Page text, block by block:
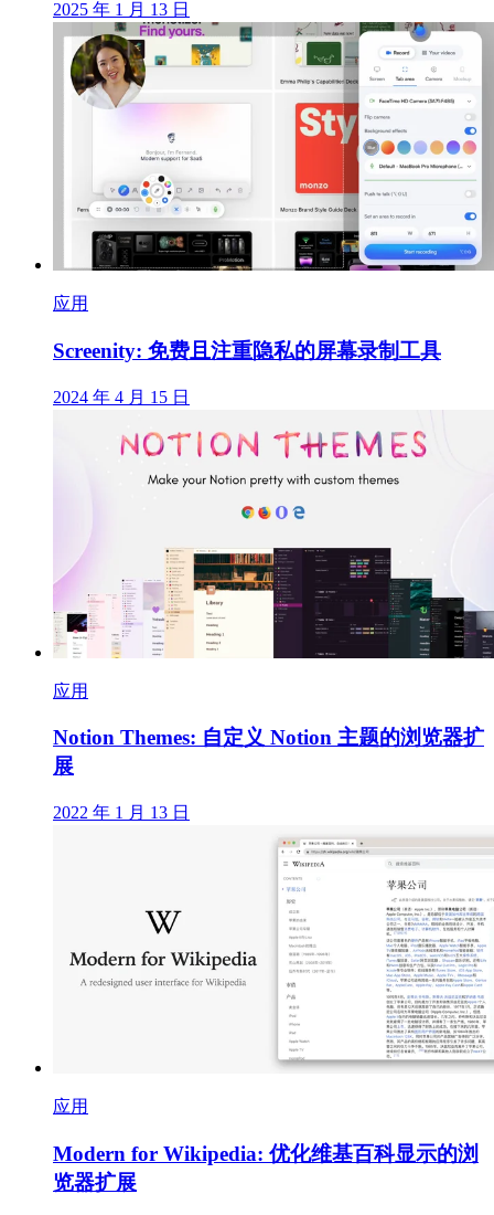
2025 年 1 月 13 日
应用
Screenity: 免费且注重隐私的屏幕录制工具
2024 年 4 月 15 日
应用
Notion Themes: 自定义 Notion 主题的浏览器扩
展
2022 年 1 月 13 日
应用
Modern for Wikipedia: 优化维基百科显示的浏
览器扩展